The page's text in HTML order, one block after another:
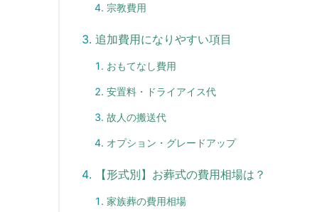
宗教費用
追加費用になりやすい項目
おもてなし費用
安置料・ドライアイス代
故人の搬送代
オプション・グレードアップ
【形式別】お葬式の費用相場は？
家族葬の費用相場